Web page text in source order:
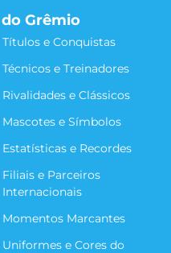
Grêmio
Títulos e Conquistas
Técnicos e Treinadores
Rivalidades e Clássicos
Mascotes e Símbolos
Estatísticas e Recordes
Filiais e Parceiros
Internacionais
Momentos Marcantes
Uniformes e Cores do